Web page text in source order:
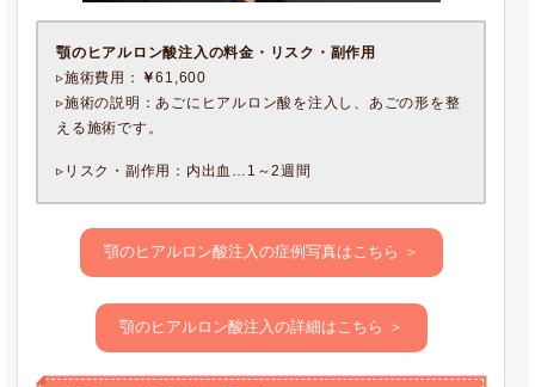
顎のヒアルロン酸注入 の料金・リスク・副作用
▹施術費用：
￥61,600
▹施術の説明：あごにヒアルロン酸を注入し、あごの形を整
える施術です。
▹リスク・副作用：内出血…1～2週間
顎のヒアルロン酸注入の症例写真はこちら ＞
顎のヒアルロン酸注入の詳細はこちら ＞